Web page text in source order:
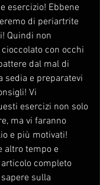
esercizio! Ebbene
di periartrite
Quindi non
con occhi
dal mal di
sedia e preparatevi
Vi
esercizi non solo
ma vi faranno
e più motivati!
altro tempo e
completo
sulla